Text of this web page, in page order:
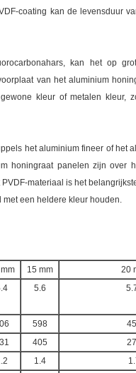
coating kan de levensduur
kan het op
van het aluminium
kleur of metalen kleur,
het aluminium fineer of het
honingraat panelen zijn over
materiaal is het
een heldere kleur houden.
15 mm
20
5.6
598
405
1.4